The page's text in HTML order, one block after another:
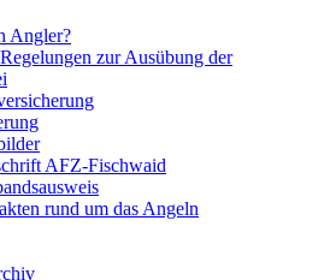
Angler?
zur Ausübung der
AFZ-Fischwaid
rund um das Angeln